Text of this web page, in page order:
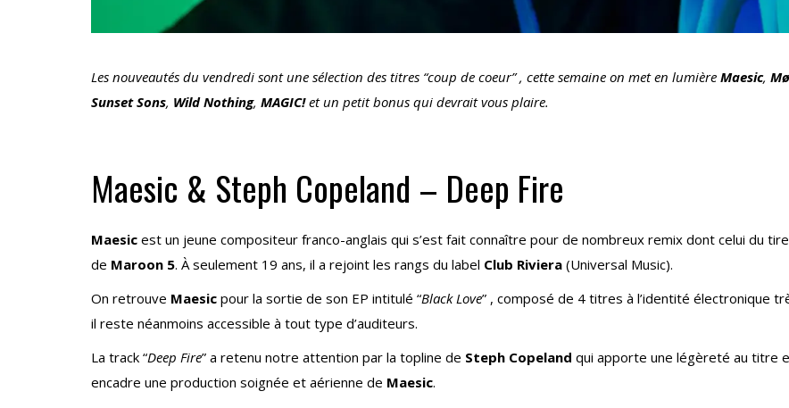
Les nouveautés du vendredi sont une sélection des titres “coup de coeur” , cette semaine on met en lumière Maesic,
Sunset Sons, Wild Nothing, MAGIC!et un petit bonus qui devrait vous plaire.
Maesic & Steph Copeland – Deep Fire
Maesic est un jeune compositeur franco-anglais qui s’est fait connaître pour de nombreux remix dont celui du tire
de Maroon 5. À seulement 19 ans, il a rejoint les rangs du label Club Riviera (Universal Music).
On retrouve Maesic pour la sortie de son EP intitulé “Black Love” , composé de 4 titres à l’identité électronique
il reste néanmoins accessible à tout type d’auditeurs.
La track “Deep Fire” a retenu notre attention par la topline de Steph Copeland qui apporte une légèreté au titre
encadre une production soignée et aérienne de Maesic.